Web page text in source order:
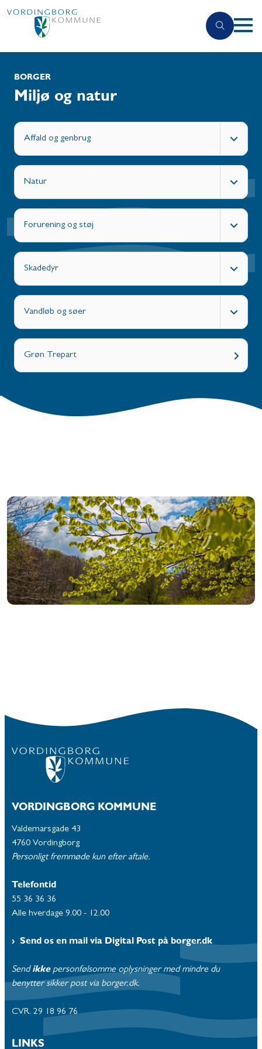
BORGER
Miljø og natur
Affald og genbrug
Natur
Forurening og støj
Skadedyr
Vandløb og søer
Grøn Trepart
VORDINGBORG KOMMUNE
Valdemarsgade 43
4760 Vordingborg
Personligt fremmøde kun efter aftale.
Telefontid
55 36 36 36
Alle hverdage 9.00 - 12.00
Send os en mail via Digital Post på borger.dk
Send ikke personfølsomme oplysninger med mindre du
benytter sikker post via borger.dk.
CVR. 29 18 96 76
LINKS